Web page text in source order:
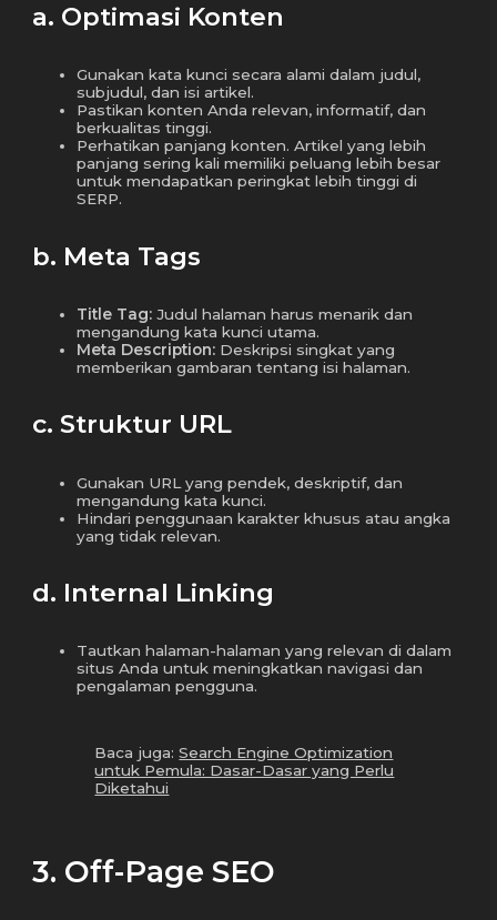
a. Optimasi Konten
Gunakan kata kunci secara alami dalam judul,
subjudul, dan isi artikel.
Pastikan konten Anda relevan, informatif, dan
berkualitas tinggi.
Perhatikan panjang konten. Artikel yang lebih
panjang sering kali memiliki peluang lebih besar
untuk mendapatkan peringkat lebih tinggi di
SERP.
b. Meta Tags
Title Tag: Judul halaman harus menarik dan
mengandung kata kunci utama.
Meta Description: Deskripsi singkat yang
memberikan gambaran tentang isi halaman.
c. Struktur URL
Gunakan URL yang pendek, deskriptif, dan
mengandung kata kunci.
Hindari penggunaan karakter khusus atau angka
yang tidak relevan.
d. Internal Linking
Tautkan halaman-halaman yang relevan di dalam
situs Anda untuk meningkatkan navigasi dan
pengalaman pengguna.
Baca juga:Search Engine Optimization
untuk Pemula: Dasar-Dasar yang Perlu
Diketahui
3. Off-Page SEO